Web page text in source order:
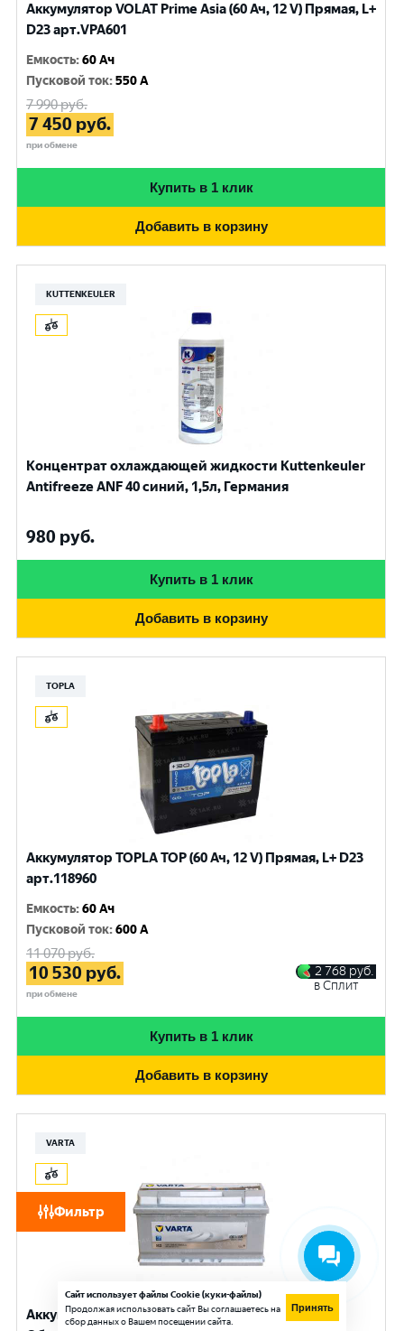
Фильтр
Аккумулятор VOLAT Prime Asia (60 Ач, 12 V) Прямая, L+
D23 арт.VPA601
Емкость:60 Ач
Пусковой ток:550 A
7 990руб.
7 450 руб.
при обмене
Купить в 1 клик
Добавить в корзину
KUTTENKEULER
Концентрат охлаждающей жидкости Kuttenkeuler
Antifreeze ANF 40 синий, 1,5л, Германия
980 руб.
Купить в 1 клик
Добавить в корзину
TOPLA
Аккумулятор TOPLA TOP (60 Ач, 12 V) Прямая, L+ D23
арт.118960
Емкость:60 Ач
Пусковой ток:600 A
11 070руб.
10 530 руб.
при обмене
2 768 руб.
в Сплит
Купить в 1 клик
Добавить в корзину
VARTA
Аккумулятор VARTA Silver Dynamic (100 Ач, 12 V)
Сайт использует файлы Cookie (куки-файлы)
Продолжая использовать сайт Вы соглашаетесь на
сбор данных о Вашем посещении сайта.
Принять